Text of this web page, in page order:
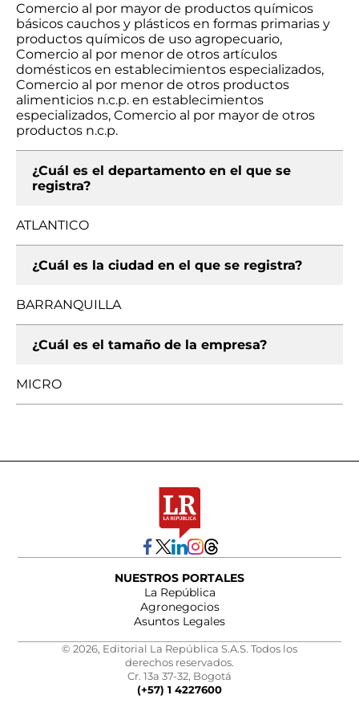
Comercio al por mayor de productos químicos
básicos cauchos y plásticos en formas primarias y
productos químicos de uso agropecuario,
Comercio al por menor de otros artículos
domésticos en establecimientos especializados,
Comercio al por menor de otros productos
alimenticios n.c.p. en establecimientos
especializados, Comercio al por mayor de otros
productos n.c.p.
¿Cuál es el departamento en el que se
registra?
ATLANTICO
¿Cuál es la ciudad en el que se registra?
BARRANQUILLA
¿Cuál es el tamaño de la empresa?
MICRO
NUESTROS PORTALES
La República
Agronegocios
Asuntos Legales
© 2026, Editorial La República S.A.S. Todos los
derechos reservados.
Cr. 13a 37-32, Bogotá
(+57) 1 4227600